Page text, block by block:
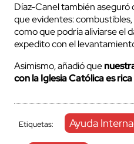
Díaz-Canel también aseguró
que evidentes:
como que podría aliviarse el
expedito con el
Asimismo, añadió que
con la Iglesia Católica es
Etiquetas: Ayuda